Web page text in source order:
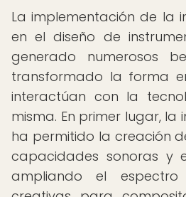
La implementación de la
en el diseño de
generado numerosos
transformado la forma
interactúan con la
misma. En primer lugar, la
ha permitido la creación
capacidades sonoras y
ampliando el espectro